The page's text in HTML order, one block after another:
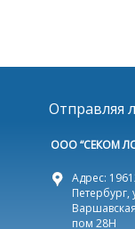
Отправляя
ООО “СЕКОМ
Адрес:
Петербург,
пом 28Н